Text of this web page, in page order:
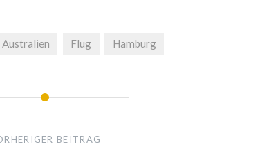
Australien Flug Hamburg
BEITRAG